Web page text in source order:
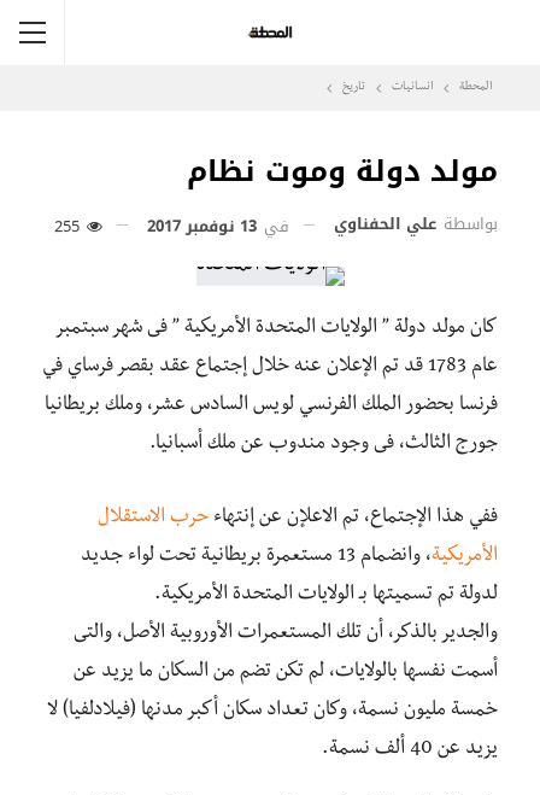
المحطة انسانيات تاريخ
مولد دولة وموت نظام
بواسطة علي الحفناوي في 13 نوفمبر 2017
كان مولد دولة ” الولايات المتحدة الأمريكية ” فى شهر سبتمبر
عام 1783 قد تم الإعلان عنه خلال إجتماع عقد بقصر فرساي في
فرنسا بحضور الملك الفرنسي لويس السادس عشر، وملك بريطانيا
جورج الثالث، فى وجود مندوب عن ملك أسبانيا.
ففي هذا الإجتماع، تم الاعلإن عن إنتهاء حرب الاستقلال
الأمريكية
، وانضمام 13 مستعمرة بريطانية تحت لواء جديد
لدولة تم تسميتها بـ الولايات المتحدة الأمريكية.
والجدير بالذكر، أن تلك المستعمرات الأوروبية الأصل، والتى
أسمت نفسها بالولايات، لم تكن تضم من السكان ما يزيد عن
خمسة مليون نسمة، وكان تعداد سكان أكبر مدنها (فيلادلفيا) لا
يزيد عن 40 ألف نسمة.